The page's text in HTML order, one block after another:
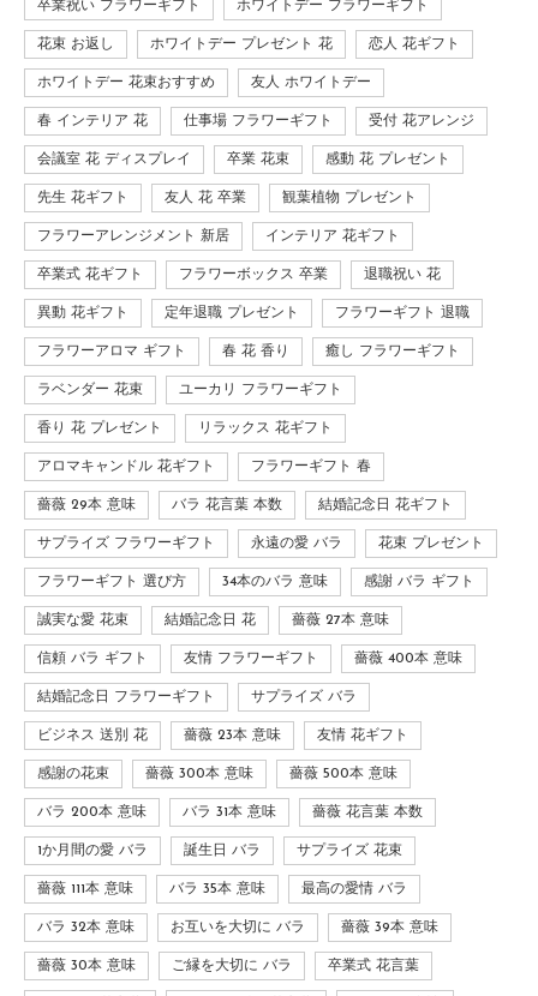
卒業祝い フラワーギフト ホワイトデー フラワーギフト
花束 お返し ホワイトデー プレゼント 花 恋人 花ギフト
ホワイトデー 花束おすすめ 友人 ホワイトデー
春 インテリア 花 仕事場 フラワーギフト 受付 花アレンジ
会議室 花 ディスプレイ 卒業 花束 感動 花 プレゼント
先生 花ギフト 友人 花 卒業 観葉植物 プレゼント
フラワーアレンジメント 新居 インテリア 花ギフト
卒業式 花ギフト フラワーボックス 卒業 退職祝い 花
異動 花ギフト 定年退職 プレゼント フラワーギフト 退職
フラワーアロマ ギフト 春 花 香り 癒し フラワーギフト
ラベンダー 花束 ユーカリ フラワーギフト
香り 花 プレゼント リラックス 花ギフト
アロマキャンドル 花ギフト フラワーギフト 春
薔薇 29本 意味 バラ 花言葉 本数 結婚記念日 花ギフト
サプライズ フラワーギフト 永遠の愛 バラ 花束 プレゼント
フラワーギフト 選び方 34本のバラ 意味 感謝 バラ ギフト
誠実な愛 花束 結婚記念日 花 薔薇 27本 意味
信頼 バラ ギフト 友情 フラワーギフト 薔薇 400本 意味
結婚記念日 フラワーギフト サプライズ バラ
ビジネス 送別 花 薔薇 23本 意味 友情 花ギフト
感謝の花束 薔薇 300本 意味 薔薇 500本 意味
バラ 200本 意味 バラ 31本 意味 薔薇 花言葉 本数
1か月間の愛 バラ 誕生日 バラ サプライズ 花束
薔薇 111本 意味 バラ 35本 意味 最高の愛情 バラ
バラ 32本 意味 お互いを大切に バラ 薔薇 39本 意味
薔薇 30本 意味 ご縁を大切に バラ 卒業式 花言葉